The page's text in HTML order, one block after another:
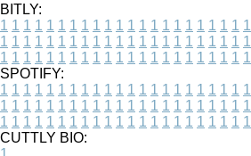
BITLY:
1 1 1 1 1 1 1 1 1 1 1 1 1 1 1 1 1 1 1 1 1 1
1 1 1 1 1 1 1 1 1 1 1 1 1 1 1 1 1 1 1 1 1 1
1 1 1 1 1 1 1 1 1 1 1 1 1 1 1 1 1 1 1 1 1 1
SPOTIFY:
1 1 1 1 1 1 1 1 1 1 1 1 1 1 1 1 1 1 1 1 1 1
1 1 1 1 1 1 1 1 1 1 1 1 1 1 1 1 1 1 1 1 1 1
1 1 1 1 1 1 1 1 1 1 1 1 1 1 1 1 1 1 1 1 1 1
CUTTLY BIO: